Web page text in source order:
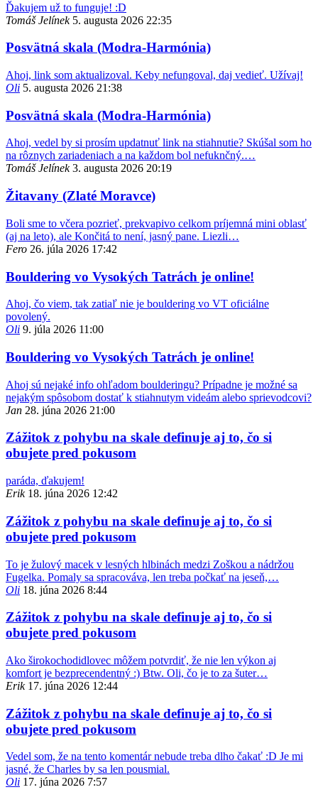
Ďakujem už to funguje! :D
Tomáš Jelínek 5. augusta 2026 22:35
Posvätná skala (Modra-Harmónia)
Ahoj, link som aktualizoval. Keby nefungoval, daj vedieť. Užívaj!
Oli 5. augusta 2026 21:38
Posvätná skala (Modra-Harmónia)
Ahoj, vedel by si prosím updatnuť link na stiahnutie? Skúšal som ho
na rôznych zariadeniach a na každom bol nefuknčný.…
Tomáš Jelínek 3. augusta 2026 20:19
Žitavany (Zlaté Moravce)
Boli sme to včera pozrieť, prekvapivo celkom príjemná mini oblasť
(aj na leto), ale Končitá to není, jasný pane. Liezli…
Fero 26. júla 2026 17:42
Bouldering vo Vysokých Tatrách je online!
Ahoj, čo viem, tak zatiaľ nie je bouldering vo VT oficiálne
povolený.
Oli 9. júla 2026 11:00
Bouldering vo Vysokých Tatrách je online!
Ahoj sú nejaké info ohľadom boulderingu? Prípadne je možné sa
nejakým spôsobom dostať k stiahnutym videám alebo sprievodcovi?
Jan 28. júna 2026 21:00
Zážitok z pohybu na skale definuje aj to, čo si
obujete pred pokusom
paráda, ďakujem!
Erik 18. júna 2026 12:42
Zážitok z pohybu na skale definuje aj to, čo si
obujete pred pokusom
To je žulový macek v lesných hlbinách medzi Zoškou a nádržou
Fugelka. Pomaly sa spracováva, len treba počkať na jeseň,…
Oli 18. júna 2026 8:44
Zážitok z pohybu na skale definuje aj to, čo si
obujete pred pokusom
Ako širokochodidlovec môžem potvrdiť, že nie len výkon aj
komfort je bezprecendentný :) Btw. Oli, čo je to za šuter…
Erik 17. júna 2026 12:44
Zážitok z pohybu na skale definuje aj to, čo si
obujete pred pokusom
Vedel som, že na tento komentár nebude treba dlho čakať :D Je mi
jasné, že Charles by sa len pousmial.
Oli 17. júna 2026 7:57